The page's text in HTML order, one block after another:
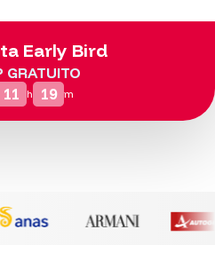
Early Bird
GRATUITO
11 h 19 m